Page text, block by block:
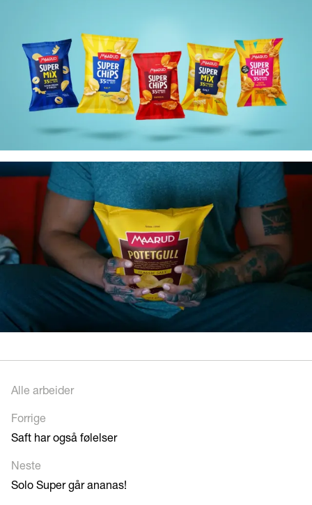
Alle arbeider
Forrige
Saft har også følelser
Neste
Solo Super går ananas!